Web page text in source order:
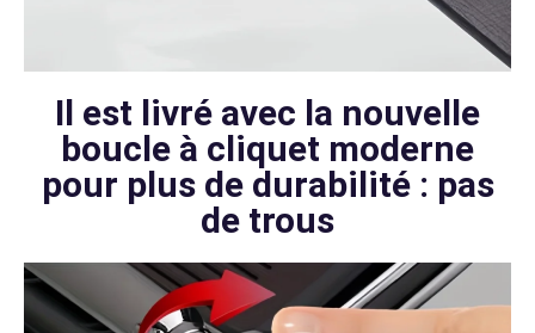
Il est livré avec la nouvelle
boucle à cliquet moderne
pour plus de durabilité : pas
de trous